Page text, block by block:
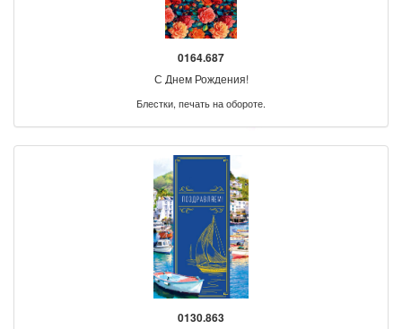
0164.687
С Днем Рождения!
Блестки, печать на обороте.
0130.863